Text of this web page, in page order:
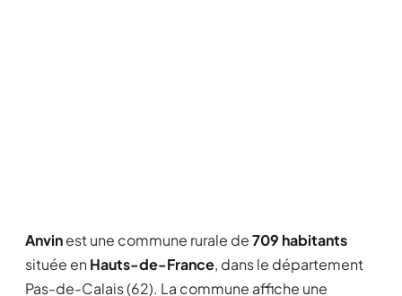
Anvinest une commune rurale de709 habitants
située en Hauts-de-France, dans le département
Pas-de-Calais (62). La commune affiche une